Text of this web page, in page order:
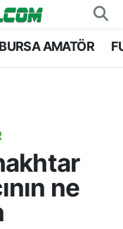
BURSA AMATÖR
ne
Durumu ve Fikstür